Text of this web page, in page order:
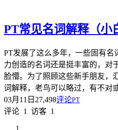
PT常见名词解释（小
PT发展了这么多年，一些固有名
力创造的名词还是挺丰富的，对
脸懵。为了照顾这些新手朋友，
词解释，老鸟可以略过，有不对
03月11日 27,498评论PT
评论 1 访客 1